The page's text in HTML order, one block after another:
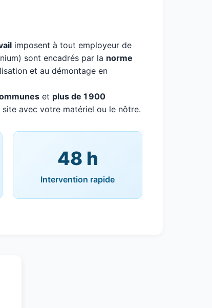
imposent à tout employeur de
sont encadrés par la norme
et au démontage en
et plus de 1 900
avec votre matériel ou le nôtre.
48 h
Intervention rapide